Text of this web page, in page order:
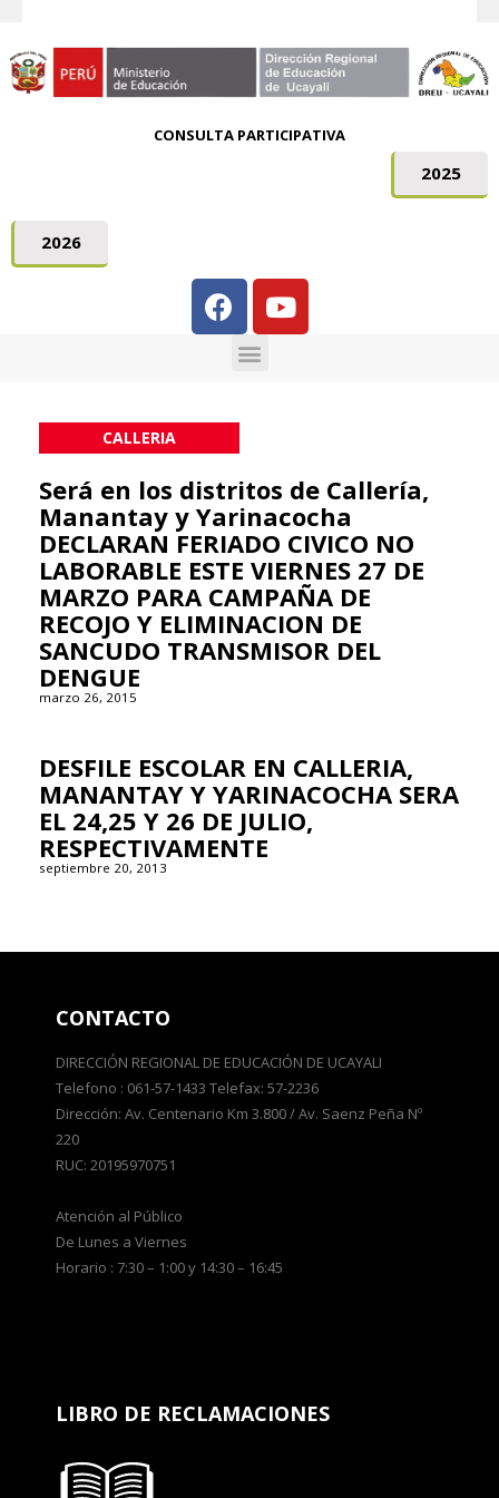
CONSULTA PARTICIPATIVA
2025
2026
CALLERIA
Será en los distritos de Callería,
Manantay y Yarinacocha
DECLARAN FERIADO CIVICO NO
LABORABLE ESTE VIERNES 27 DE
MARZO PARA CAMPAÑA DE
RECOJO Y ELIMINACION DE
SANCUDO TRANSMISOR DEL
DENGUE
marzo 26, 2015
DESFILE ESCOLAR EN CALLERIA,
MANANTAY Y YARINACOCHA SERA
EL 24,25 Y 26 DE JULIO,
RESPECTIVAMENTE
septiembre 20, 2013
CONTACTO
DIRECCIÓN REGIONAL DE EDUCACIÓN DE UCAYALI
Telefono : 061-57-1433 Telefax: 57-2236
Dirección: Av. Centenario Km 3.800 / Av. Saenz Peña Nº
220
RUC: 20195970751
Atención al Público
De Lunes a Viernes
Horario : 7:30 – 1:00 y 14:30 – 16:45
LIBRO DE RECLAMACIONES